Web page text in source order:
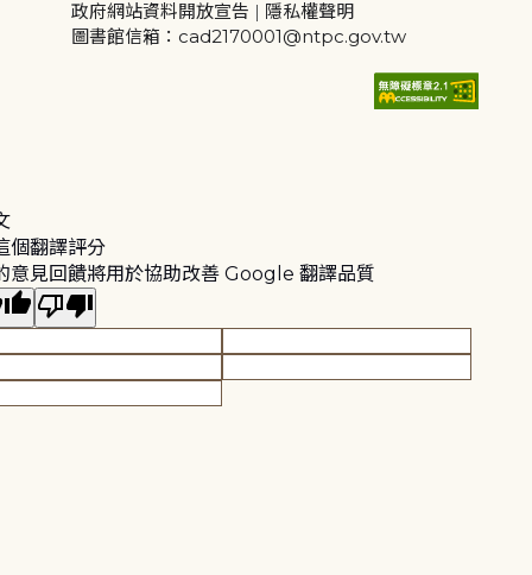
政府網站資料開放宣告 | 隱私權聲明
圖書館信箱：cad2170001@ntpc.gov.tw
個翻譯評分
意見回饋將用於協助改善 Google 翻譯品質